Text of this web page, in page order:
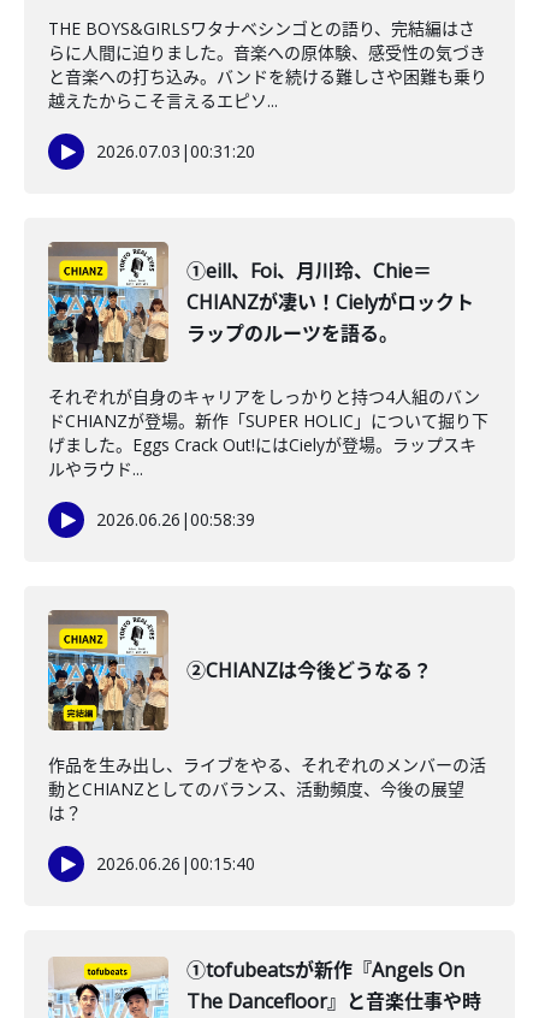
THE BOYS&GIRLSワタナベシンゴとの語り、完結編はさ
らに人間に迫りました。音楽への原体験、感受性の気づき
と音楽への打ち込み。バンドを続ける難しさや困難も乗り
越えたからこそ言えるエピソ...
2026.07.03 |00:31:20
①eill、Foi、月川玲、Chie＝
CHIANZが凄い！Cielyがロックト
ラップのルーツを語る。
それぞれが自身のキャリアをしっかりと持つ4人組のバン
ドCHIANZが登場。新作「SUPER HOLIC」について掘り下
げました。Eggs Crack Out!にはCielyが登場。ラップスキ
ルやラウド...
2026.06.26 |00:58:39
②CHIANZは今後どうなる？
作品を生み出し、ライブをやる、それぞれのメンバーの活
動とCHIANZとしてのバランス、活動頻度、今後の展望
は？
2026.06.26 |00:15:40
①tofubeatsが新作『Angels On
The Dancefloor』と音楽仕事や時